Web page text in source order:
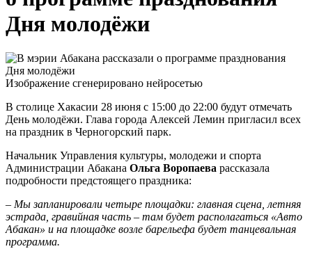
Дня молодёжи
Изображение сгенерировано нейросетью
В столице Хакасии 28 июня с 15:00 до 22:00 будут отмечать
День молодёжи. Глава города Алексей Лемин пригласил всех
на праздник в Черногорский парк.
Начальник Управления культуры, молодежи и спорта
Администрации Абакана Ольга Воропаева рассказала
подробности предстоящего праздника:
– Мы запланировали четыре площадки: главная сцена, летняя
эстрада, гравийная часть – там будет располагаться «Авто
Абакан» и на площадке возле барельефа будет танцевальная
программа.